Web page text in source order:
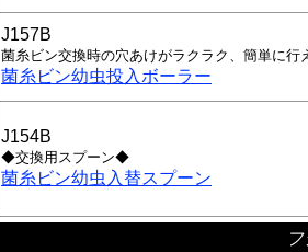
J157B
菌糸ビン交換時の穴あけがラクラク、簡単に行
菌糸ビン幼虫投入ボーラー
J154B
◆交換用スプーン◆
菌糸ビン幼虫入替スプーン